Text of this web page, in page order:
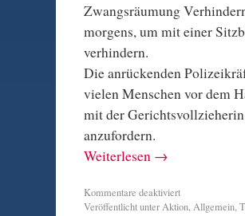
Zwangsräumung
morgens, um mit einer
verhindern.
Die anrückenden
vielen Menschen vor dem
mit der
anzufordern.
Weiterlesen →
Kommentare deaktiviert
Veröffentlicht unterAktion,Allgemein,